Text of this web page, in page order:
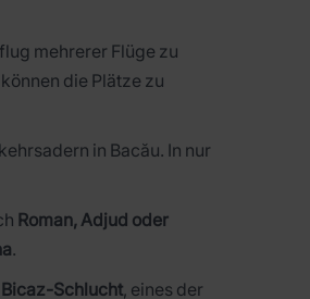
mehrerer Flüge zu
die Plätze zu
in Bacău. In nur
Roman, Adjud oder
.
Bicaz-Schlucht, eines der